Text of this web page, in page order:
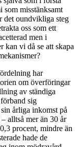
som misstänksamt
det oundvikliga steg
oss som ett
men i
kan vi då se att skapa
har
om överföringar
av ständiga
sig
årliga inkomst på
alltså mer än 30 år
procent, mindre än
hade de